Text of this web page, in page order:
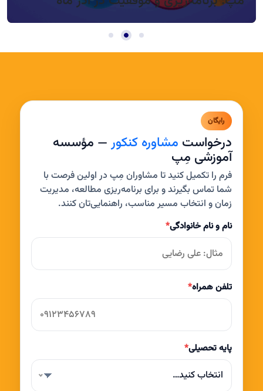
رایگان
درخواست مشاوره کنکور— مؤسسه
آموزشی مِپ
فرم را تکمیل کنید تا مشاوران مِپ در اولین فرصت با
شما تماس بگیرند و برای برنامه‌ریزی مطالعه، مدیریت
زمان و انتخاب مسیر مناسب، راهنمایی‌تان کنند.
نام و نام خانوادگی*
تلفن همراه*
پایه تحصیلی*
انتخاب کنید…